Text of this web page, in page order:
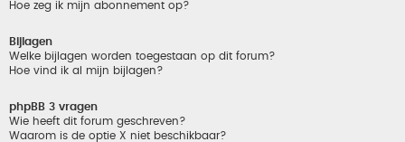
Hoe zeg ik mijn abonnement op?
Bijlagen
Welke bijlagen worden toegestaan op dit forum?
Hoe vind ik al mijn bijlagen?
phpBB 3 vragen
Wie heeft dit forum geschreven?
Waarom is de optie X niet beschikbaar?